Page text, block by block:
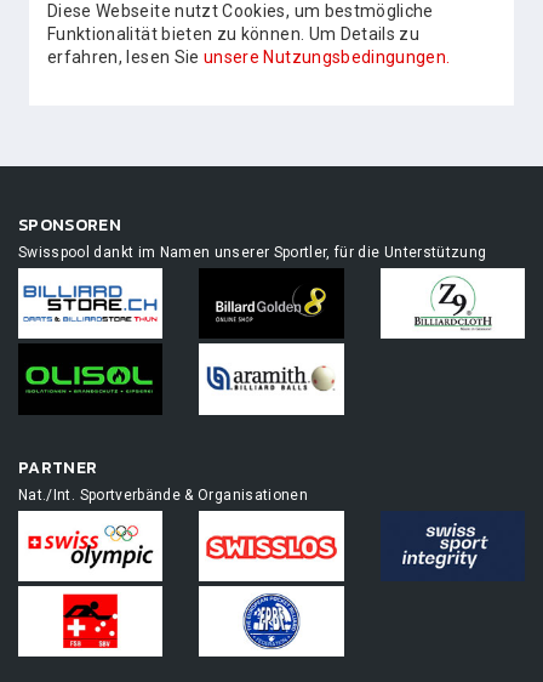
Diese Webseite nutzt Cookies, um bestmögliche
Funktionalität bieten zu können. Um Details zu
erfahren, lesen Sie unsere Nutzungsbedingungen.
SPONSOREN
Swisspool dankt im Namen unserer Sportler, für die Unterstützung
PARTNER
Nat./Int. Sportverbände & Organisationen